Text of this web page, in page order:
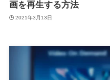
画を再生する方法
2021年3月13日